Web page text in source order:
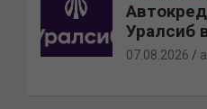
Уралсиб
07.08.2026